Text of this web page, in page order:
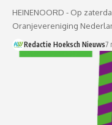
HEINENOORD - Op
Oranjevereniging
Redactie Hoeksch Nieuws7